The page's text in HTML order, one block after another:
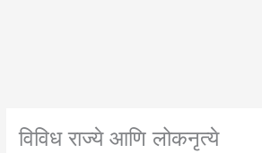
विविध राज्ये आणि लोकनृत्ये